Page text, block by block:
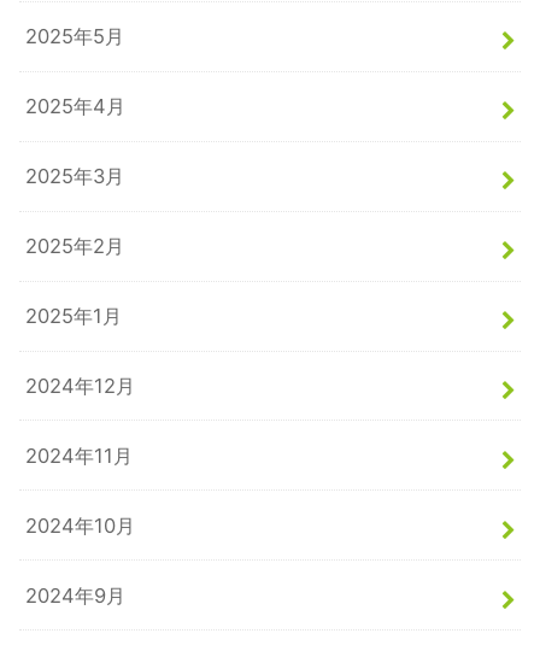
2025年5月
2025年4月
2025年3月
2025年2月
2025年1月
2024年12月
2024年11月
2024年10月
2024年9月